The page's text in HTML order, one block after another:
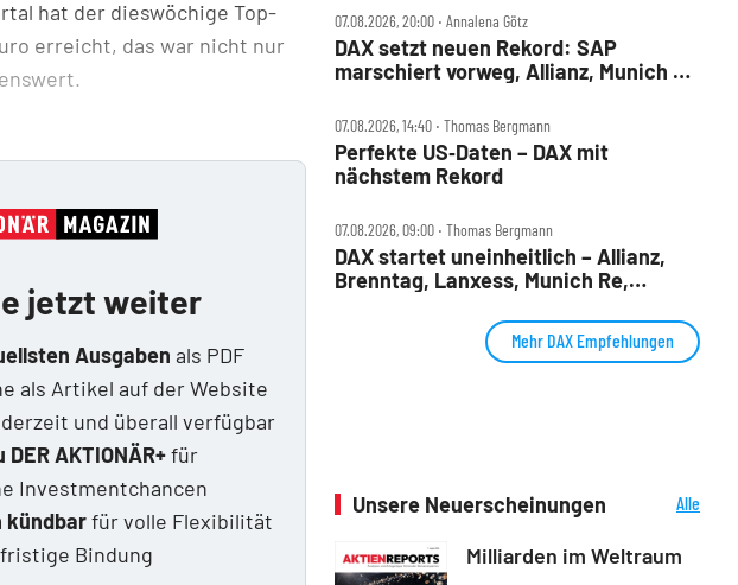
hat der dieswöchige Top-
erreicht, das war nicht nur
jetzt weiter
Ausgaben als PDF
als Artikel auf der Website
und überall verfügbar
DER AKTIONÄR+für
Investmentchancen
kündbarfür volle Flexibilität
Bindung
07.08.2026, 20:00 ‧ Annalena Götz
DAX setzt neuen Rekord: SAP
marschiert vorweg, Allianz, Munich Re
07.08.2026, 14:40 ‧ Thomas Bergmann
Perfekte US‑Daten – DAX mit
nächstem Rekord
07.08.2026, 09:00 ‧ Thomas Bergmann
DAX startet uneinheitlich – Allianz,
Brenntag, Lanxess, Munich Re,
Mehr DAX Empfehlungen
Unsere Neuerscheinungen
Alle
Milliarden im Weltraum